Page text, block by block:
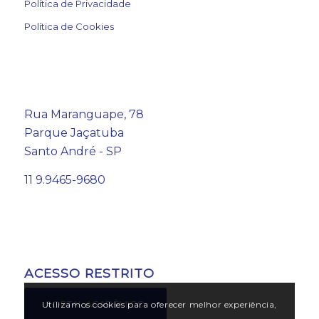
Política de Privacidade
Política de Cookies
Rua Maranguape, 78
Parque Jaçatuba
Santo André - SP
11 9.9465-9680
ACESSO RESTRITO
PORTAL ACADÊMICO
Utilizamos cookies para oferecer melhor experiência,